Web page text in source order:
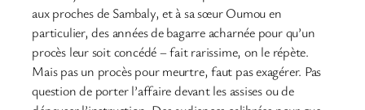
aux proches de Sambaly, et à sa sœur Oumou en
particulier, des années de bagarre acharnée pour qu’un
procès leur soit concédé – fait rarissime, on le répète.
Mais pas un procès pour meurtre, faut pas exagérer. Pas
question de porter l’affaire devant les assises ou de